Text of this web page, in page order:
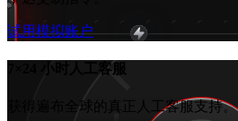
试用模拟账户
7×24 小时人工客服
获得遍布全球的真正人工客服支持。